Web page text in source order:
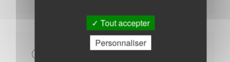
Tout accepter
Personnaliser